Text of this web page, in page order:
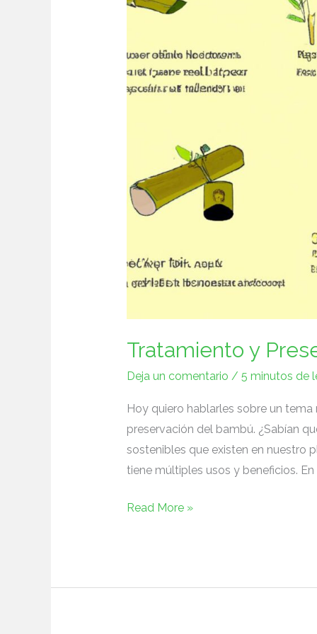
Tratamiento y
Deja un comentario / 5 minutos de
Hoy quiero hablarles sobre⁤ un
preservación del bambú. ¿Sabían
sostenibles que existen en ​nuestro
tiene múltiples usos y beneficios.
Read More »